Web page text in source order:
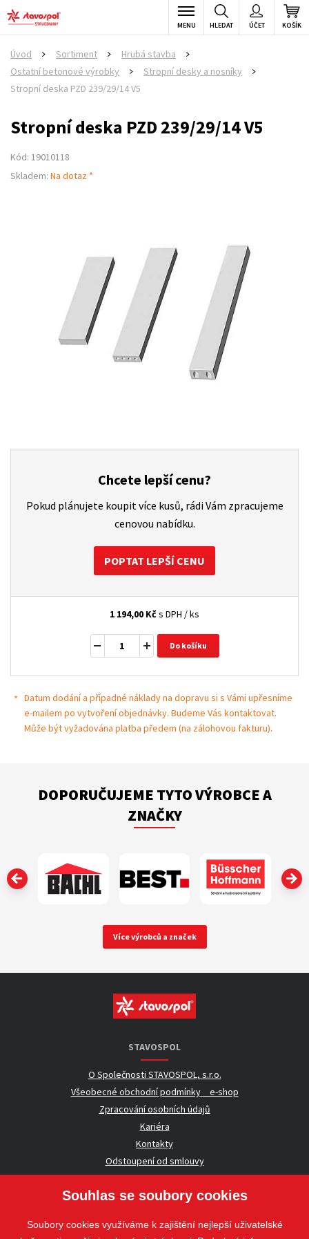
KOŠÍK
ÚČET
HLEDAT
MENU
Úvod Sortiment Hrubá stavba
Ostatní betonové výrobky
Stropní desky a nosníky
Stropní deska PZD 239/29/14 V5
Stropní deska PZD 239/29/14 V5
Kód: 19010118
Skladem: Na dotaz *
Chcete lepší cenu?
Pokud plánujete koupit více kusů, rádi Vám zpracujeme
cenovou nabídku.
POPTAT LEPŠÍ CENU
1 194,00 Kčs DPH / ks
Do košíku
Datum dodání a případné náklady na dopravu si s Vámi upřesníme
e-mailem po vytvoření objednávky. Budeme Vás kontaktovat.
Může být vyžadována platba předem (na zálohovou fakturu).
DOPORUČUJEME TYTO VÝROBCE A
ZNAČKY
‹
Více výrobců a značek
STAVOSPOL
O Společnosti STAVOSPOL, s.r.o.
Všeobecné obchodní podmínky _ e-shop
Zpracování osobních údajů
Kariéra
Kontakty
Odstoupení od smlouvy
UŽITEČNÉ INFORMACE
Nezávazná poptávka
Souhlas se soubory cookies
Soubory cookies využíváme k zajištění nejlepší uživatelské